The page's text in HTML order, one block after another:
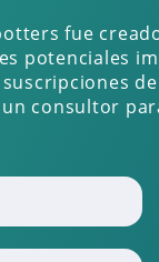
fue
potenciales
consultor